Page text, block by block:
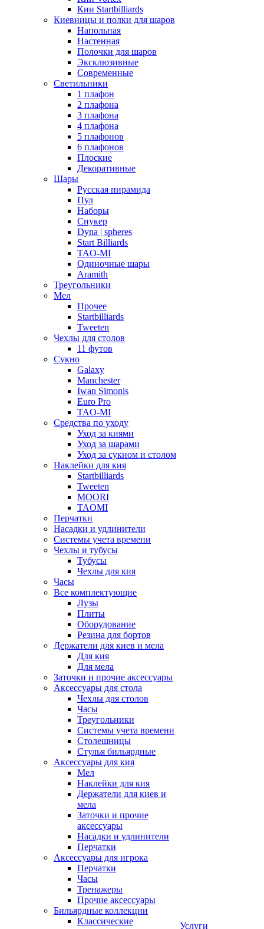
Кии Startbilliards
Киевницы и полки для шаров
Напольная
Настенная
Полочки для шаров
Эксклюзивные
Современные
Светильники
1 плафон
2 плафона
3 плафона
4 плафона
5 плафонов
6 плафонов
Плоские
Декоративные
Шары
Русская пирамида
Пул
Наборы
Снукер
Dyna | spheres
Start Billiards
TAO-MI
Одиночные шары
Aramith
Треугольники
Мел
Прочее
Startbilliards
Tweeten
Чехлы для столов
11 футов
Сукно
Galaxy
Manchester
Iwan Simonis
Euro Pro
TAO-MI
Средства по уходу
Уход за киями
Уход за шарами
Уход за сукном и столом
Наклейки для кия
Startbilliards
Tweeten
MOORI
TAOMI
Перчатки
Насадки и удлинители
Системы учета времени
Чехлы и тубусы
Тубусы
Чехлы для кия
Часы
Все комплектующие
Лузы
Плиты
Оборудование
Резина для бортов
Держатели для киев и мела
Для кия
Для мела
Заточки и прочие аксессуары
Аксессуары для стола
Чехлы для столов
Часы
Треугольники
Системы учета времени
Столешницы
Стулья бильярдные
Аксессуары для кия
Мел
Наклейки для кия
Держатели для киев и
мела
Заточки и прочие
аксессуары
Насадки и удлинители
Перчатки
Аксессуары для игрока
Перчатки
Часы
Тренажеры
Прочие аксессуары
Бильярдные коллекции
Классические
Услуги